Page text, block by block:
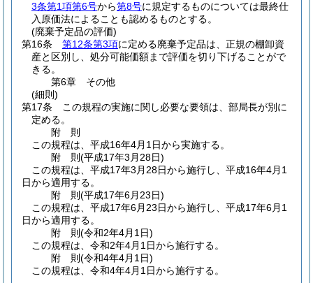
3条第1項第6号から第8号に規定するものについては最終仕
入原価法によることも認めるものとする。
(廃棄予定品の評価)
第16条
第12条第3項に定める廃棄予定品は、正規の棚卸資
産と区別し、処分可能価額まで評価を切り下げることがで
きる。
第6章
その他
(細則)
第17条
この規程の実施に関し必要な要領は、部局長が別に
定める。
附 則
この規程は、平成16年4月1日から実施する。
附 則(平成17年3月28日)
この規程は、平成17年3月28日から施行し、平成16年4月1
日から適用する。
附 則(平成17年6月23日)
この規程は、平成17年6月23日から施行し、平成17年6月1
日から適用する。
附 則(令和2年4月1日)
この規程は、令和2年4月1日から施行する。
附 則(令和4年4月1日)
この規程は、令和4年4月1日から施行する。